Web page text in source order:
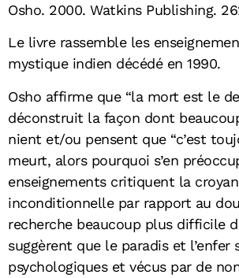
Osho. 2000. Watkins Publishing.
Le livre rassemble les
mystique indien décédé en 1990.
Osho affirme que “la mort est le
déconstruit la façon dont
nient et/ou pensent que “c’est
meurt, alors pourquoi s’en
enseignements critiquent la
inconditionnelle par rapport au
recherche beaucoup plus difficile
suggèrent que le paradis et l’enfer
psychologiques et vécus par de